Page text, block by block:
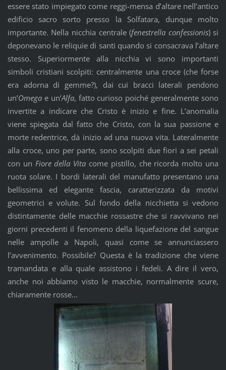
essere stato impiegato come reggi-mensa d’altare nell’antico
edificio sacro sorto presso la Solfatara, dunque molto
importante. Nella nicchia centrale (fenestrella confessionis) si
deponevano le reliquie di santi quando si consacrava l’altare
stesso. Superiormente alla nicchia vi sono importanti
simboli cristiani scolpiti: centralmente una croce (che forse
era adorna di gemme?), dai cui bracci laterali pendono
un’Omegae un’Alfa, fatto curioso poiché generalmente sono
invertite a indicare che Cristo è inizio e fine. L’anomalia
viene spiegata dal fatto che Cristo, con la sua passione e
morte redentrice, dà inizio ad una nuova vita. Lateralmente
alla croce, uno per parte, sono scolpiti due fiori a sei petali
con un Fiore della Vita come pistillo, che ricorda molto una
ruota solare. I bordi laterali del manufatto presentano una
bellissima ed elegante fascia, caratterizzata da motivi
geometrici e volute. Sul fondo della nicchietta si vedono
distintamente delle macchie rossastre che si ravvivano nei
giorni precedenti il fenomeno della liquefazione del sangue
nelle ampolle a Napoli, quasi come se annunciassero
l’avvenimento. Possibile? Questa è la tradizione che viene
tramandata e alla quale assistono i fedeli. A dire il vero,
anche noi abbiamo visto le macchie, normalmente scure,
chiaramente rosse...